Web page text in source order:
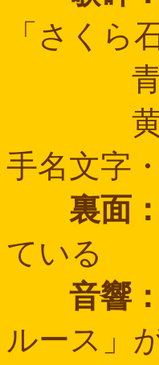
「さくら
青銅製
黄銅板
手名文字
裏面：
ている
音響：
ルース」